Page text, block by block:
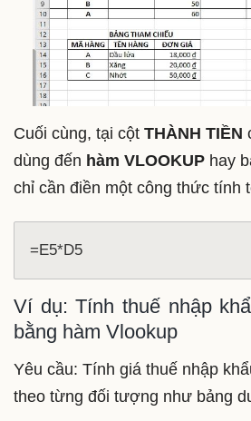
Cuối cùng, tại cột THÀNH TIỀN
dùng đến hàm VLOOKUP hay
chỉ cần điền một công thức tính
=E5*D5
Ví dụ: Tính thuế nhập
bằng hàm Vlookup
Yêu cầu: Tính giá thuế nhập
theo từng đối tượng như bảng